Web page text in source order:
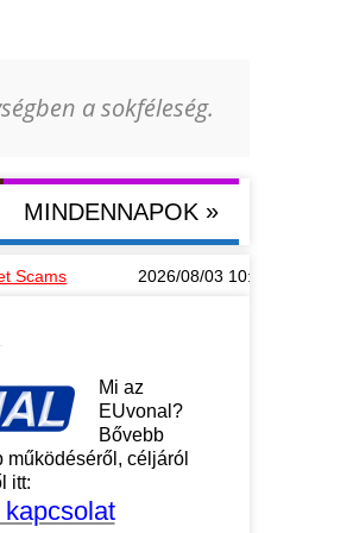
a sokféleség.
MINDENNAPOK »
2026/08/03 10:36 Hướng dẫn mu88
Mi az
EUvonal?
Bővebb
céljáról
itt: